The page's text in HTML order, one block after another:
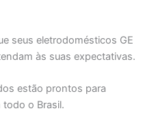
seus eletrodomésticos GE
às suas expectativas.
estão prontos para
todo o Brasil.